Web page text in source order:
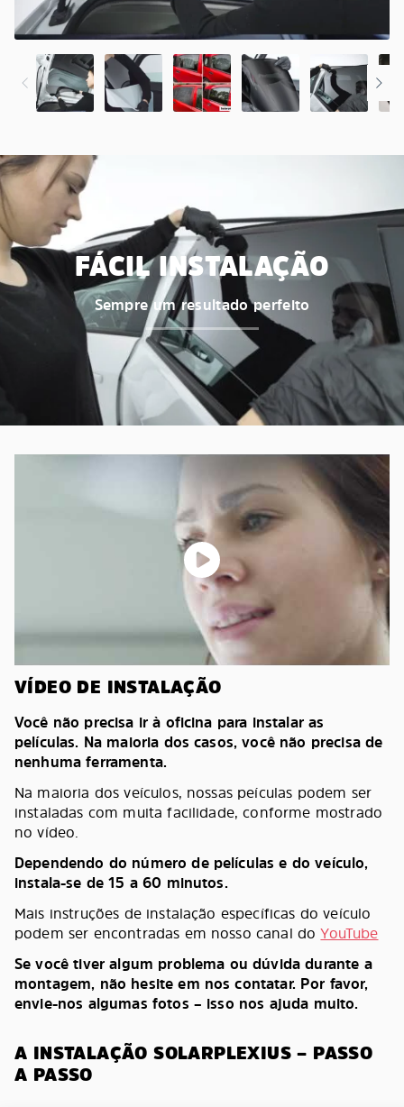
FÁCIL INSTALAÇÃO
Sempre um resultado perfeito
VÍDEO DE INSTALAÇÃO
Você não precisa ir à oficina para instalar as
películas. Na maioria dos casos, você não precisa de
nenhuma ferramenta.
Na maioria dos veículos, nossas peículas podem ser
instaladas com muita facilidade, conforme mostrado
no vídeo.
Dependendo do número de películas e do veículo,
instala-se de 15 a 60 minutos.
Mais instruções de instalação específicas do veículo
podem ser encontradas em nosso canal doYouTube
Se você tiver algum problema ou dúvida durante a
montagem, não hesite em nos contatar. Por favor,
envie-nos algumas fotos – isso nos ajuda muito.
A INSTALAÇÃO SOLARPLEXIUS – PASSO
A PASSO